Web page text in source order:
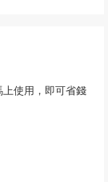
使用，即可省錢